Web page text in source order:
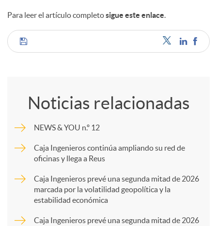
Para leer el artículo completosigue este enlace.
C
m
p
a
Noticias relacionadas
NEWS & YOU n.º 12
Caja Ingenieros continúa ampliando su red de
oficinas y llega a Reus
Caja Ingenieros prevé una segunda mitad de 2026
marcada por la volatilidad geopolítica y la
estabilidad económica
Caja Ingenieros prevé una segunda mitad de 2026